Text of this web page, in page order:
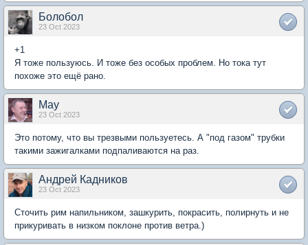
Болобол
23 Oct 2023
+1
Я тоже пользуюсь. И тоже без особых проблем. Но тока тут
похоже это ещё рано.
May
23 Oct 2023
Это потому, что вы трезвыми пользуетесь. А "под газом" трубки
такими зажигалками подпаливаются на раз.
Андрей Кадников
23 Oct 2023
Сточить рим напильником, зашкурить, покрасить, полирнуть и не
прикуривать в низком поклоне против ветра.)